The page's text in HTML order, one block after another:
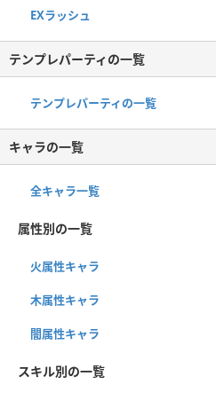
EXラッシュ
テンプレパーティの一覧
テンプレパーティの一覧
キャラの一覧
全キャラ一覧
属性別の一覧
火属性キャラ
木属性キャラ
闇属性キャラ
スキル別の一覧